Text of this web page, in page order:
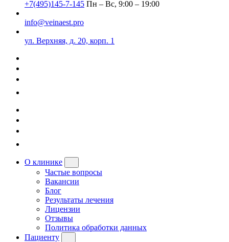
+7(495)145-7-145 Пн – Вс, 9:00 – 19:00
info@veinaest.pro
ул. Верхняя, д. 20, корп. 1
О клинике
Частые вопросы
Вакансии
Блог
Результаты лечения
Лицензии
Отзывы
Политика обработки данных
Пациенту